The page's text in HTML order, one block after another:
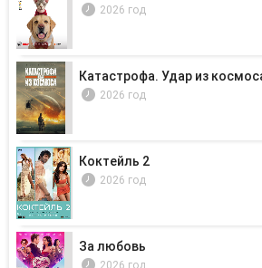
2026 год
Катастрофа. Удар из
2026 год
Коктейль 2
2026 год
За любовь